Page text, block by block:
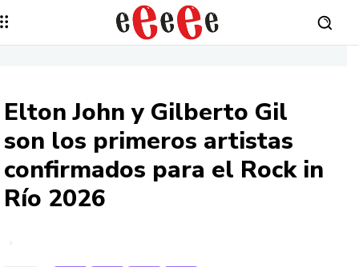
Elton John y Gilberto Gil
son los primeros artistas
confirmados para el Rock in
Río 2026